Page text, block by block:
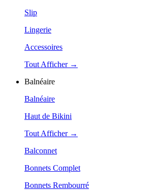
Slip
Lingerie
Accessoires
Tout Afficher →
Balnéaire
Balnéaire
Haut de Bikini
Tout Afficher →
Balconnet
Bonnets Complet
Bonnets Rembourré